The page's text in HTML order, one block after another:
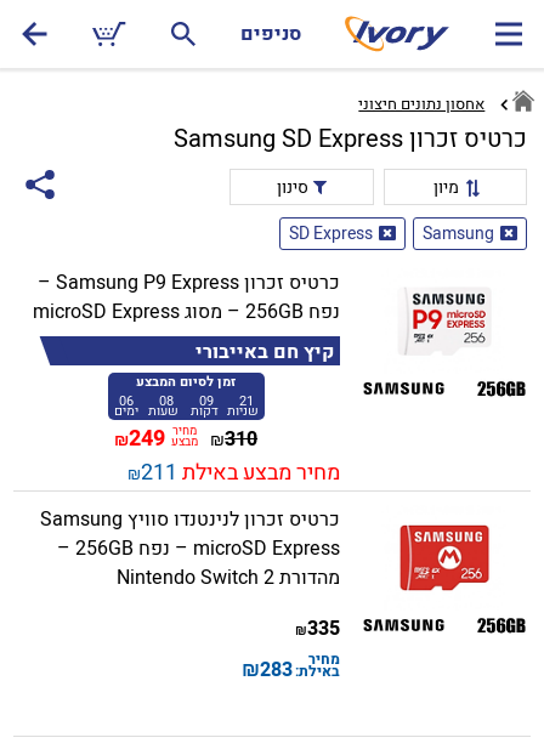
סניפים
אחסון נתונים חיצוני
כרטיס זכרון Samsung SD Express
מיון
סינון
Samsung
SD Express
כרטיס זכרון Samsung P9 Express –
נפח 256GB – מסוג microSD Express
קיץ חם באייבורי
זמן לסיום המבצע
21
שניות 09
דקות 08
שעות 06
ימים
310
₪ מחיר
מבצע 249
₪
מחיר מבצע באילת 211
₪
כרטיס זכרון לנינטנדו סוויץ Samsung
microSD Express – נפח 256GB –
מהדורת Nintendo Switch 2
335
₪
מחיר
באילת:283
₪